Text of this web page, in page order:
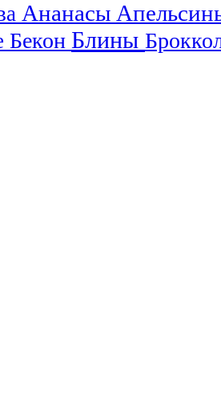
Ананасы
Бекон Блины